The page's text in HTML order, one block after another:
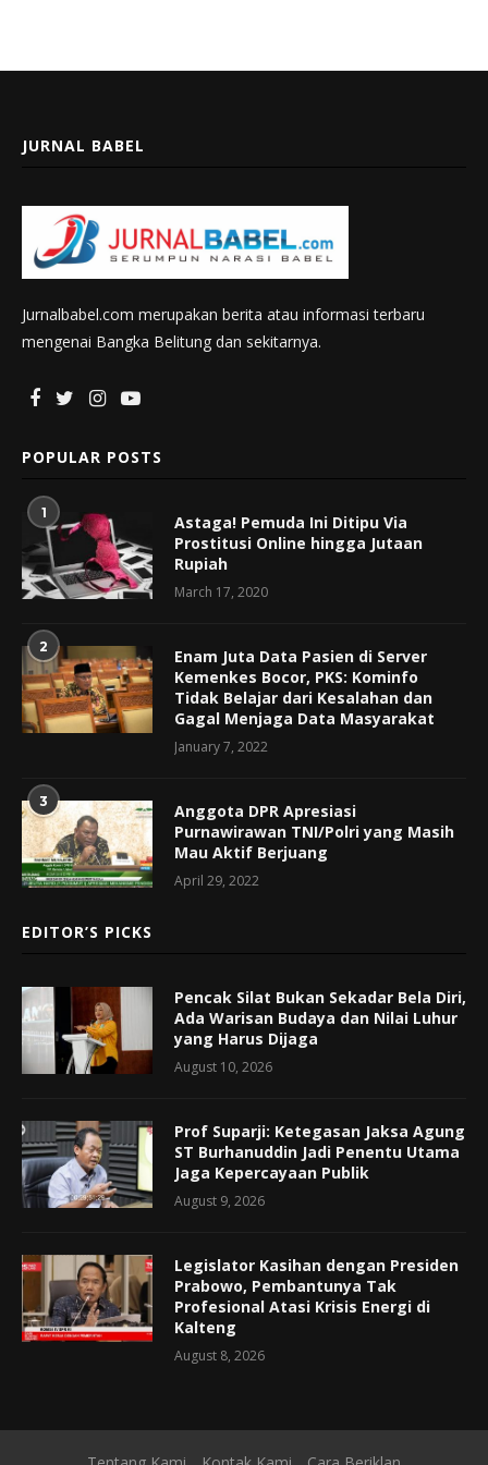
JURNAL BABEL
Jurnalbabel.com merupakan berita atau informasi terbaru
mengenai Bangka Belitung dan sekitarnya.
POPULAR POSTS
1
Astaga! Pemuda Ini Ditipu Via
Prostitusi Online hingga Jutaan
Rupiah
March 17, 2020
2
Enam Juta Data Pasien di Server
Kemenkes Bocor, PKS: Kominfo
Tidak Belajar dari Kesalahan dan
Gagal Menjaga Data Masyarakat
January 7, 2022
3
Anggota DPR Apresiasi
Purnawirawan TNI/Polri yang Masih
Mau Aktif Berjuang
April 29, 2022
EDITOR’S PICKS
Pencak Silat Bukan Sekadar Bela Diri,
Ada Warisan Budaya dan Nilai Luhur
yang Harus Dijaga
August 10, 2026
Prof Suparji: Ketegasan Jaksa Agung
ST Burhanuddin Jadi Penentu Utama
Jaga Kepercayaan Publik
August 9, 2026
Legislator Kasihan dengan Presiden
Prabowo, Pembantunya Tak
Profesional Atasi Krisis Energi di
Kalteng
August 8, 2026